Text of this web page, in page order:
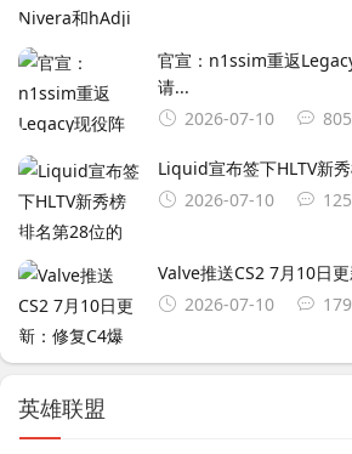
官宣：n1ssim重返
请...
2026-07-10
805
Liquid宣布签下HLTV新
2026-07-10
125
Valve推送CS2 7月10日
2026-07-10
179
英雄联盟